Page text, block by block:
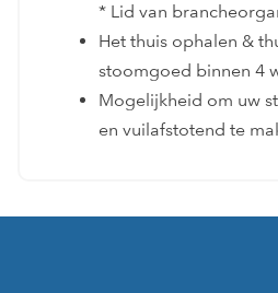
* Lid van
Het thuis ophalen &
stoomgoed binnen 4
Mogelijkheid om uw
en vuilafstotend te